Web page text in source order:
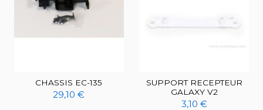
CHASSIS EC-135
29,10 €
SUPPORT RECEPTEUR
GALAXY V2
3,10 €